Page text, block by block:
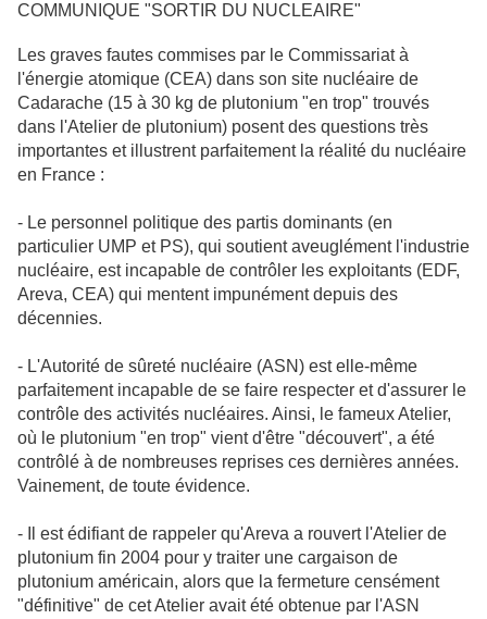
COMMUNIQUE "SORTIR DU NUCLEAIRE"
Les graves fautes commises par le Commissariat à
l'énergie atomique (CEA) dans son site nucléaire de
Cadarache (15 à 30 kg de plutonium "en trop" trouvés
dans l'Atelier de plutonium) posent des questions très
importantes et illustrent parfaitement la réalité du nucléaire
en France :
- Le personnel politique des partis dominants (en
particulier UMP et PS), qui soutient aveuglément l'industrie
nucléaire, est incapable de contrôler les exploitants (EDF,
Areva, CEA) qui mentent impunément depuis des
décennies.
- L'Autorité de sûreté nucléaire (ASN) est elle-même
parfaitement incapable de se faire respecter et d'assurer le
contrôle des activités nucléaires. Ainsi, le fameux Atelier,
où le plutonium "en trop" vient d'être "découvert", a été
contrôlé à de nombreuses reprises ces dernières années.
Vainement, de toute évidence.
- Il est édifiant de rappeler qu'Areva a rouvert l'Atelier de
plutonium fin 2004 pour y traiter une cargaison de
plutonium américain, alors que la fermeture censément
"définitive" de cet Atelier avait été obtenue par l'ASN